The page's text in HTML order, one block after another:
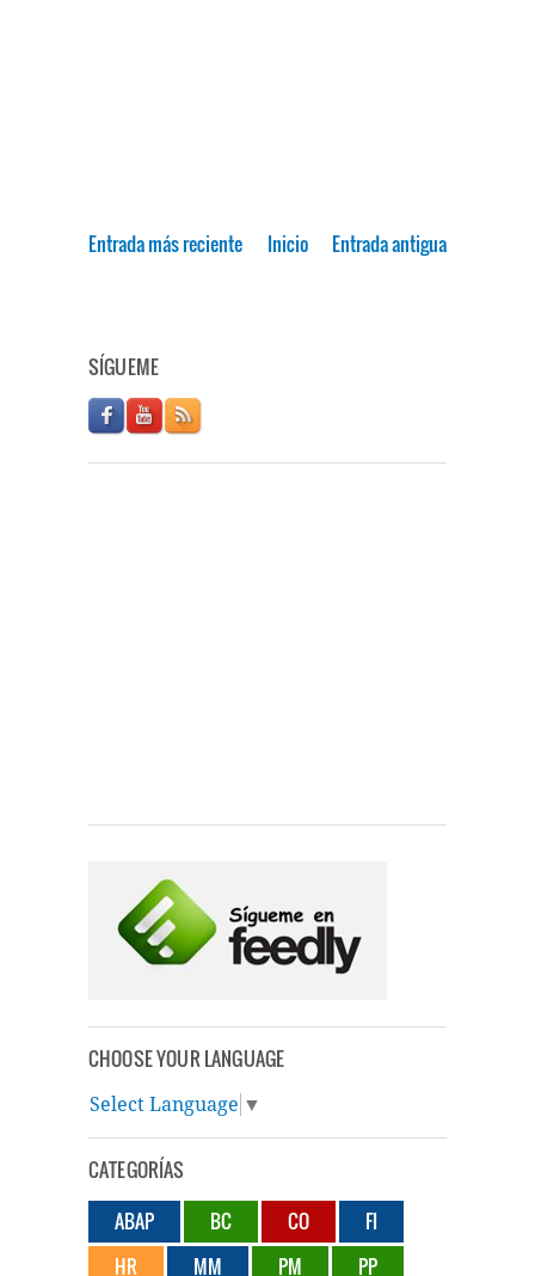
Entrada más reciente Entrada antigua
Inicio
SÍGUEME
CHOOSE YOUR LANGUAGE
Select Language ▼
CATEGORÍAS
ABAP
BC CO
FI
HR
MM PM PP